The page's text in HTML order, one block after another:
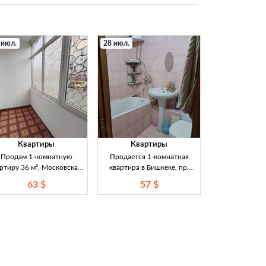
июл.
Квартиры
Продам 1-комнатную
36 м², Московская/
2 лоджии Продаётся 1-
63 $
28 июл.
Квартиры
Продается 1-комнатная
квартира в Бишкеке, пр.
3/3, кирпич, ремонт
57 $